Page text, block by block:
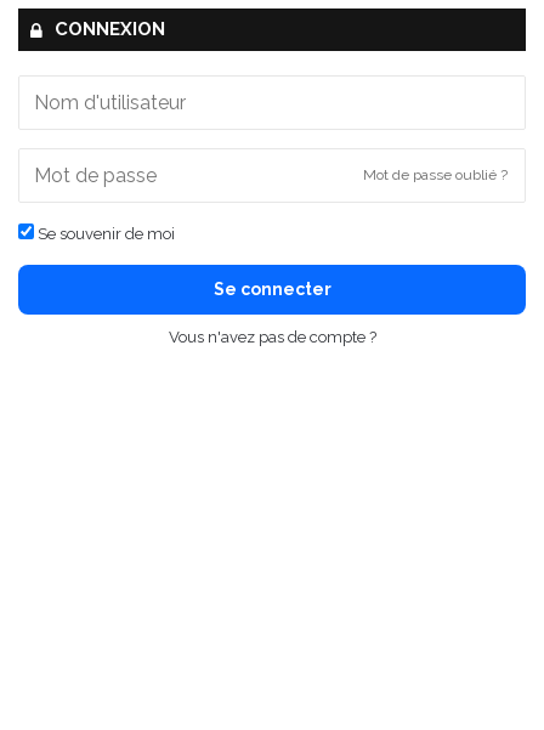
CONNEXION
Mot de passe oublié ?
Se souvenir de moi
Se connecter
Vous n'avez pas de compte ?